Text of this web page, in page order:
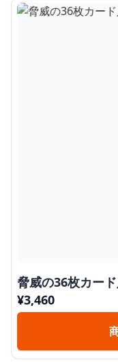
脅威の36枚カー
¥3,460